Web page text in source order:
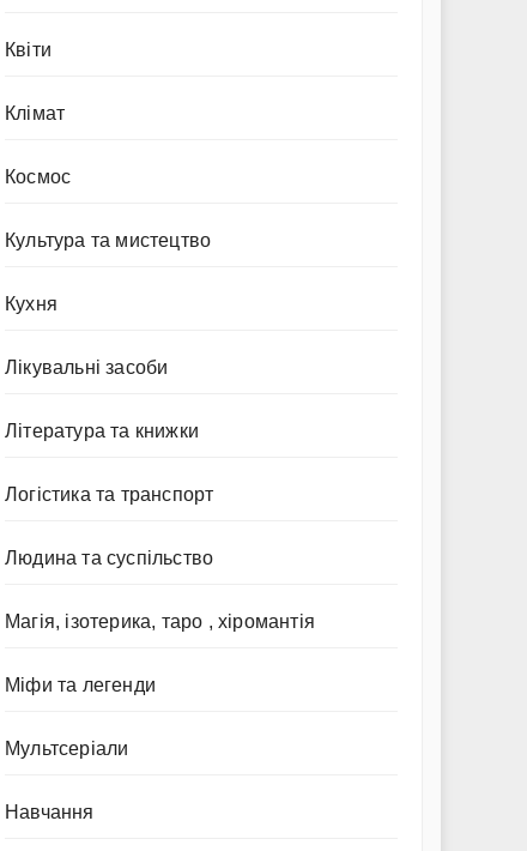
Квіти
Клімат
Космос
Культура та мистецтво
Кухня
Лікувальні засоби
Література та книжки
Логістика та транспорт
Людина та суспільство
Магія, ізотерика, таро , хіромантія
Міфи та легенди
Мультсеріали
Навчання